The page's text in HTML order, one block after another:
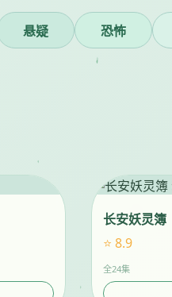
悬疑 恐怖
长安妖灵簿
⭐ 8.9
全24集